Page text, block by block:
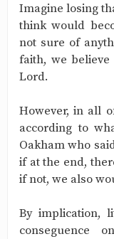
Imagine losing
think would
not sure of
faith, we
Lord.
However, in all
according to
Oakham who
if at the end,
if not, we also
By implication,
conseguence